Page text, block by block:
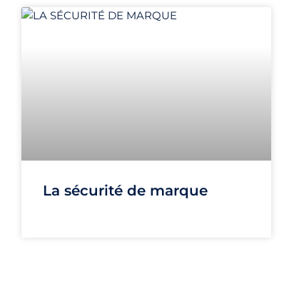
La sécurité de marque